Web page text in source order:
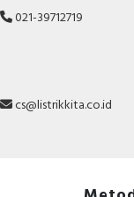
021-39712719
cs@listrikkita.co.id